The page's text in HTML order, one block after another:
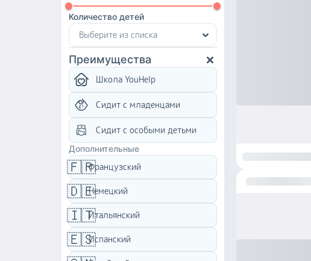
Количество детей
Выберите из списка
Преимущества
Школа YouHelp
Сидит с младенцами
Сидит с особыми детьми
Дополнительные
🇫🇷Французский
🇩🇪Немецкий
🇮🇹Итальянский
🇪🇸Испанский